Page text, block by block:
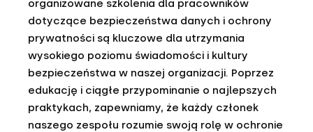
organizowane szkolenia dla pracowników
dotyczące bezpieczeństwa danych i ochrony
prywatności są kluczowe dla utrzymania
wysokiego poziomu świadomości i kultury
bezpieczeństwa w naszej organizacji. Poprzez
edukację i ciągłe przypominanie o najlepszych
praktykach, zapewniamy, że każdy członek
naszego zespołu rozumie swoją rolę w ochronie